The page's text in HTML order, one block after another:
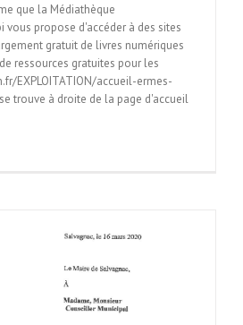
que la Médiathèque
vous propose d'accéder à des sites
gratuit de livres numériques
ressources gratuites pour les
EXPLOITATION/accueil-ermes-
trouve à droite de la page d'accueil